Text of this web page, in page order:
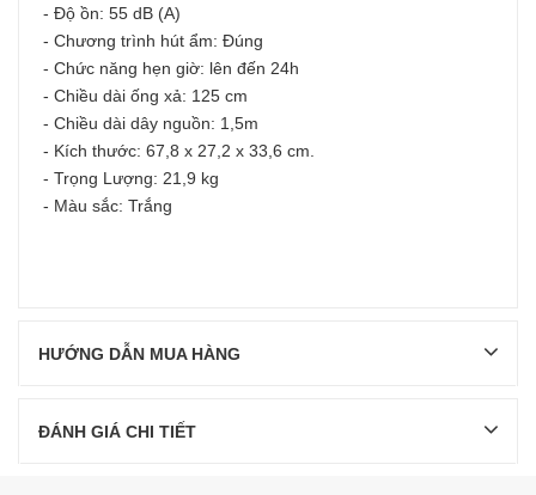
- Độ ồn: 55 dB (A)
- Chương trình hút ẩm: Đúng
- Chức năng hẹn giờ: lên đến 24h
- Chiều dài ống xả: 125 cm
- Chiều dài dây nguồn: 1,5m
- Kích thước: 67,8 x 27,2 x 33,6 cm.
- Trọng Lượng: 21,9 kg
- Màu sắc: Trắng
HƯỚNG DẪN MUA HÀNG
ĐÁNH GIÁ CHI TIẾT